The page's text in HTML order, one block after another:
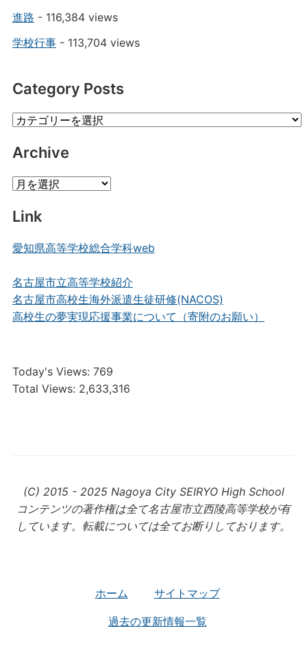
進路 - 116,384 views
学校行事- 113,704 views
Category Posts
Category
Archive
Archive
Link
愛知県高等学校総合学科web
名古屋市立高等学校紹介
名古屋市高校生海外派遣生徒研修(NACOS)
高校生の夢実現応援事業について（寄附のお願い）
Today's Views: 769
Total Views: 2,633,316
(C) 2015 - 2025 Nagoya City SEIRYO High School
コンテンツの著作権は全て名古屋市立西陵高等学校が有
しています。転載については全てお断りしております。
ホーム サイトマップ
過去の更新情報一覧